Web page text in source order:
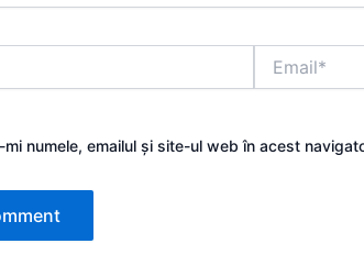
mi numele, emailul și site-ul web în acest